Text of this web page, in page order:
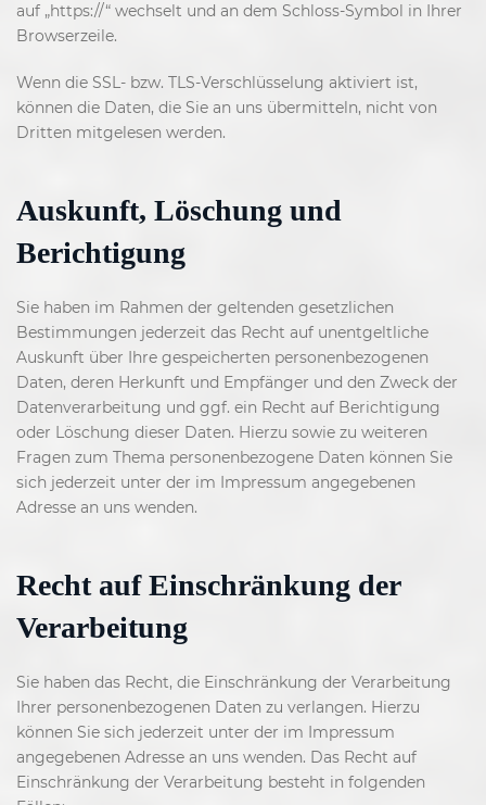
auf „https://“ wechselt und an dem Schloss-Symbol in Ihrer
Browserzeile.
Wenn die SSL- bzw. TLS-Verschlüsselung aktiviert ist,
können die Daten, die Sie an uns übermitteln, nicht von
Dritten mitgelesen werden.
Auskunft, Löschung und
Berichtigung
Sie haben im Rahmen der geltenden gesetzlichen
Bestimmungen jederzeit das Recht auf unentgeltliche
Auskunft über Ihre gespeicherten personenbezogenen
Daten, deren Herkunft und Empfänger und den Zweck der
Datenverarbeitung und ggf. ein Recht auf Berichtigung
oder Löschung dieser Daten. Hierzu sowie zu weiteren
Fragen zum Thema personenbezogene Daten können Sie
sich jederzeit unter der im Impressum angegebenen
Adresse an uns wenden.
Recht auf Einschränkung der
Verarbeitung
Sie haben das Recht, die Einschränkung der Verarbeitung
Ihrer personenbezogenen Daten zu verlangen. Hierzu
können Sie sich jederzeit unter der im Impressum
angegebenen Adresse an uns wenden. Das Recht auf
Einschränkung der Verarbeitung besteht in folgenden